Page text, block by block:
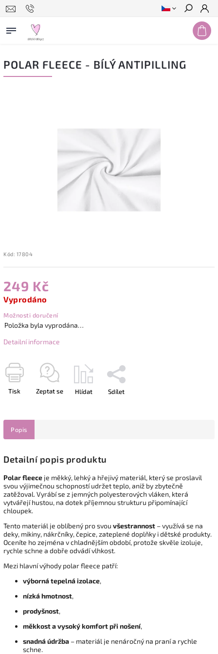
Hledat
POLAR FLEECE - BÍLÝ ANTIPILLING
Kód: 17804
249 Kč
Vyprodáno
Možnosti doručení
Položka byla vyprodána…
Detailní informace
Tisk Zeptat se Hlídat Sdílet
Popis
Detailní popis produktu
Polar fleece je měkký, lehký a hřejivý materiál, který se proslavil
svou výjimečnou schopností udržet teplo, aniž by zbytečně
zatěžoval. Vyrábí se z jemných polyesterových vláken, která
vytvářejí hustou, na dotek příjemnou strukturu připomínající
chloupek.
Tento materiál je oblíbený pro svou všestrannost – využívá se na
deky, mikiny, nákrčníky, čepice, zateplené doplňky i dětské produkty.
Oceníte ho zejména v chladnějším období, protože skvěle izoluje,
rychle schne a dobře odvádí vlhkost.
Mezi hlavní výhody polar fleece patří:
výborná tepelná izolace,
nízká hmotnost,
prodyšnost,
měkkost a vysoký komfort při nošení,
snadná údržba – materiál je nenáročný na praní a rychle
schne.